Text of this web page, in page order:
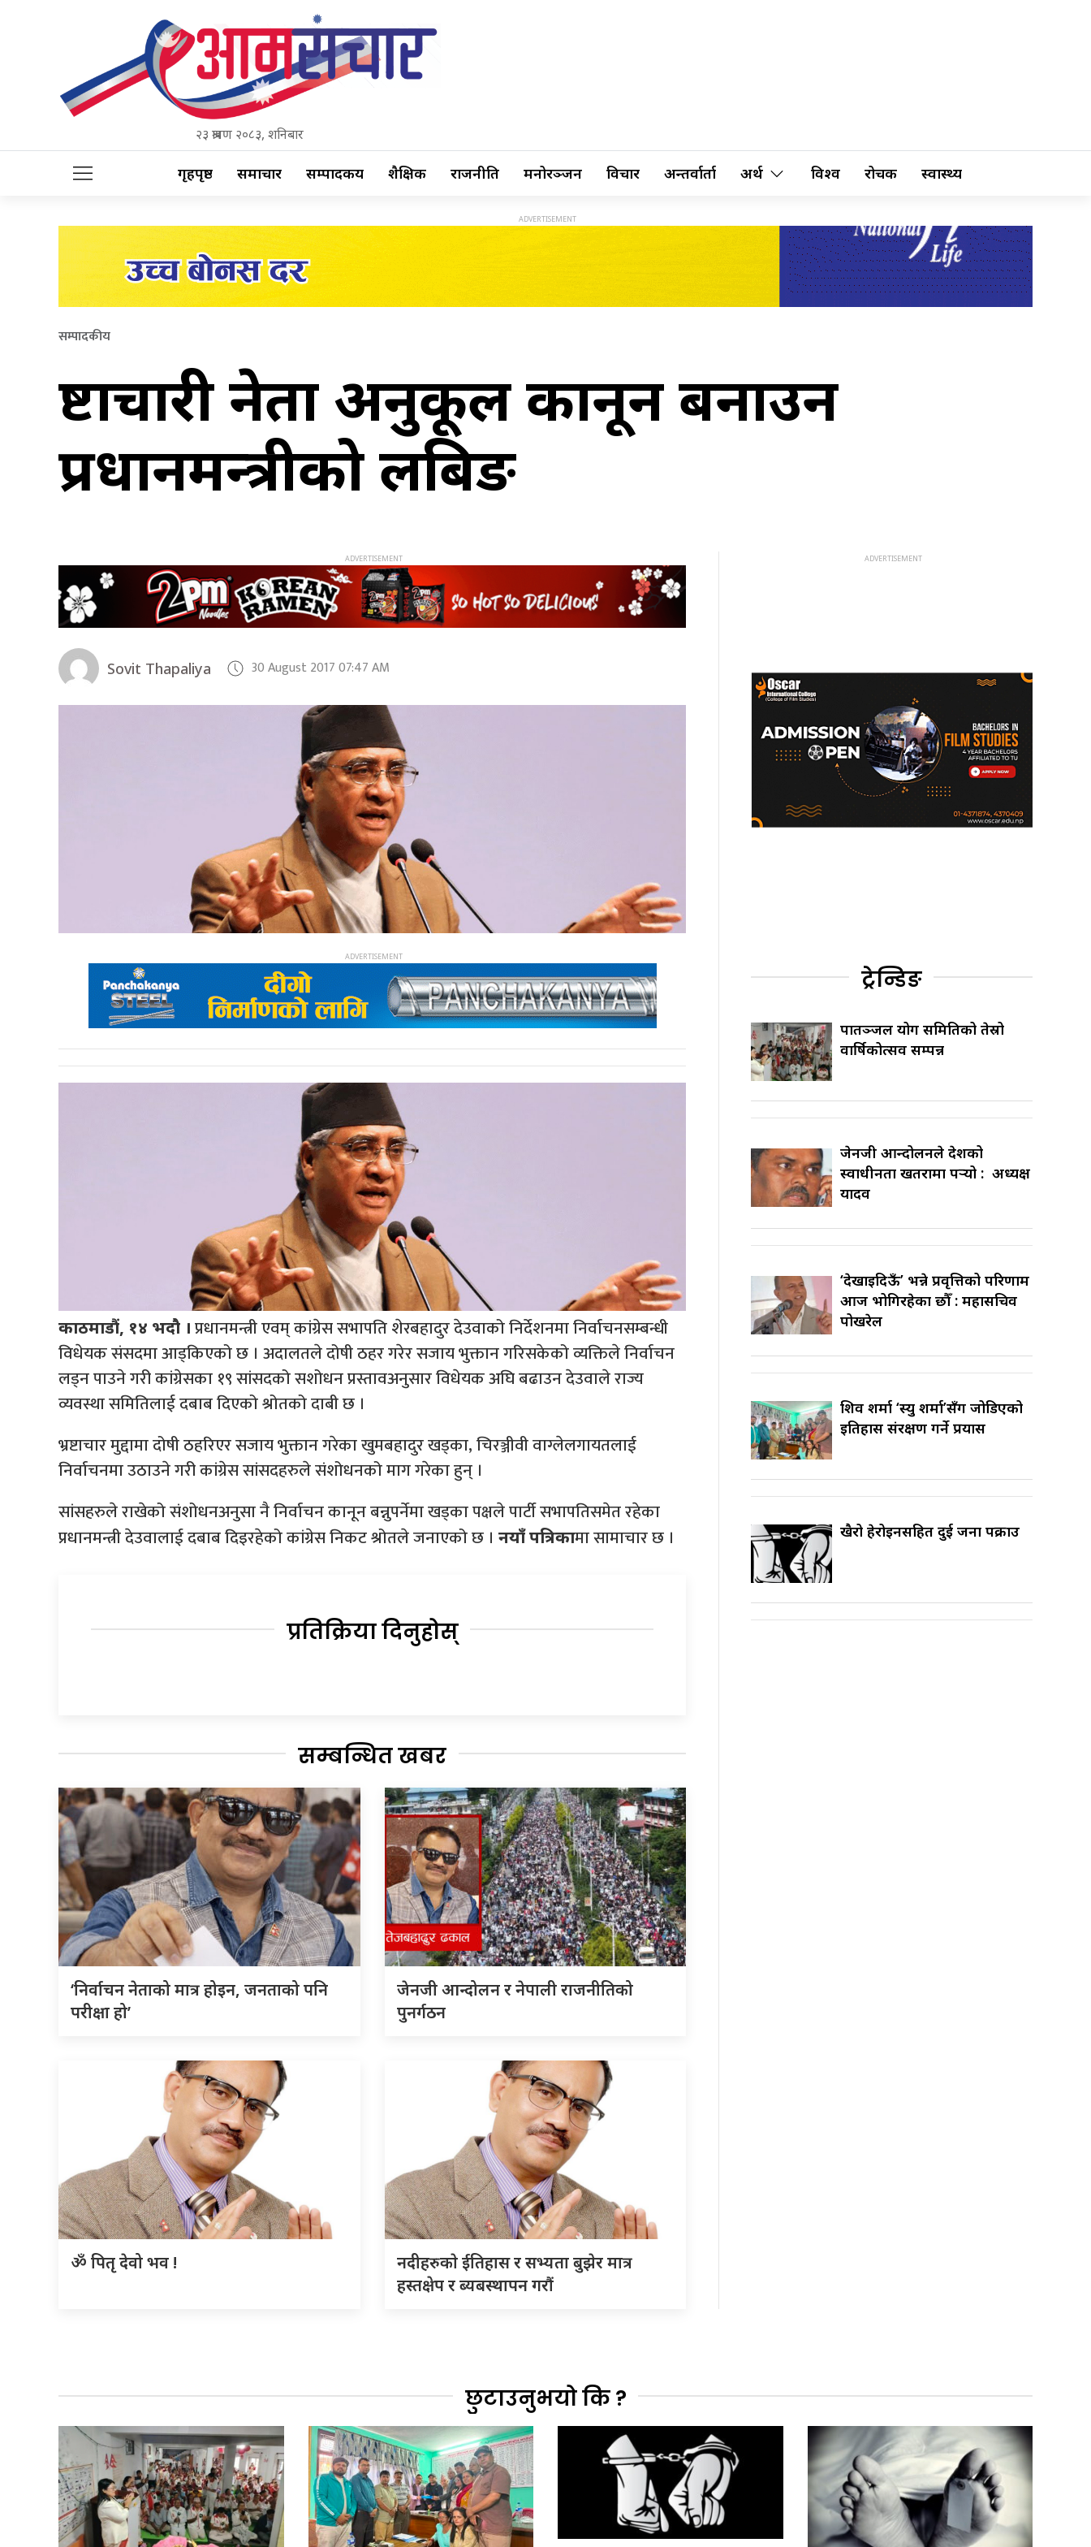
२३ श्रावण २०८३, शनिबार
गृहपृष्ठ समाचार सम्पादकीय शैक्षिक राजनीति मनोरञ्जन विचार अन्तर्वार्ता अर्थ विश्व रोचक स्वास्थ्य
सम्पादकीय
भ्रष्टाचारी नेता अनुकूल कानून बनाउन
प्रधानमन्त्रीको लबिङ
Sovit Thapaliya 30 August 2017 07:47 AM
काठमाडौं, १४ भदौ । प्रधानमन्त्री एवम् कांग्रेस सभापति शेरबहादुर देउवाको निर्देशनमा निर्वाचनसम्बन्धी
विधेयक संसदमा आड्किएको छ । अदालतले दोषी ठहर गरेर सजाय भुक्तान गरिसकेको व्यक्तिले निर्वाचन
लड्न पाउने गरी कांग्रेसका १९ सांसदको सशोधन प्रस्तावअनुसार विधेयक अघि बढाउन देउवाले राज्य
व्यवस्था समितिलाई दबाब दिएको श्रोतको दाबी छ ।
भ्रष्टाचार मुद्दामा दोषी ठहरिएर सजाय भुक्तान गरेका खुमबहादुर खड्का, चिरञ्जीवी वाग्लेलगायतलाई
निर्वाचनमा उठाउने गरी कांग्रेस सांसदहरुले संशोधनको माग गरेका हुन् ।
सांसहरुले राखेको संशोधनअनुसा नै निर्वाचन कानून बन्नुपर्नेमा खड्का पक्षले पार्टी सभापतिसमेत रहेका
प्रधानमन्त्री देउवालाई दबाब दिइरहेको कांग्रेस निकट श्रोतले जनाएको छ । नयाँ पत्रिकामा सामाचार छ ।
प्रतिक्रिया दिनुहोस्
सम्बन्धित खबर
‘निर्वाचन नेताको मात्र होइन, जनताको पनि
परीक्षा हो’
जेनजी आन्दोलन र नेपाली राजनीतिको
पुनर्गठन
ॐ पितृ देवो भव !
नदीहरुकाे ईतिहास र सभ्यता बुझेर मात्र
हस्तक्षेप र ब्यबस्थापन गराैं
ट्रेन्डिङ
पातञ्जल योग समितिको तेस्रो
वार्षिकोत्सव सम्पन्न
जेनजी आन्दोलनले देशको
स्वाधीनता खतरामा पर्‍यो : अध्यक्ष
यादव
‘देखाइदिऊँ’ भन्ने प्रवृत्तिको परिणाम
आज भोगिरहेका छौँ : महासचिव
पोखरेल
शिव शर्मा ‘स्यु शर्मा’सँग जोडिएको
इतिहास संरक्षण गर्ने प्रयास
खैरो हेरोइनसहित दुई जना पक्राउ
छुटाउनुभयो कि ?